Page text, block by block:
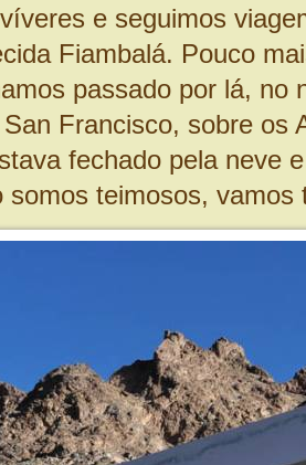
e seguimos
Fiambalá. Pouco
passado por lá, no
Francisco, sobre os
fechado pela neve
somos teimosos, vamos